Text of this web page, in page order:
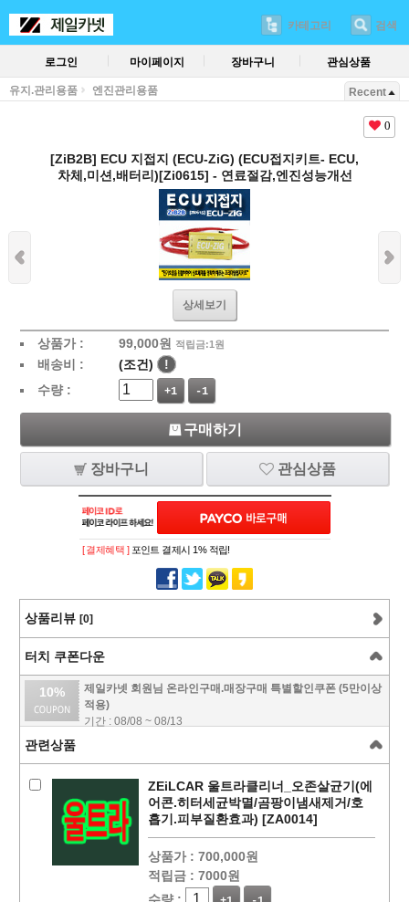
카테고리 검색
로그인 마이페이지 장바구니 관심상품
유지.관리용품 엔진관리용품 Recent
0
[ZiB2B] ECU 지접지 (ECU-ZiG) (ECU접지키트- ECU,
차체,미션,배터리)[Zi0615] - 연료절감,엔진성능개선
상세보기
상품가 : 99,000원 적립금:1원
배송비 : (조건)
!
수량 :
+1 -1
구매하기
장바구니 관심상품
[ 결제혜택 ] 포인트 결제시 1% 적립!
상품리뷰 [0]
터치 쿠폰다운
10%
제일카넷 회원님 온라인구매.매장구매 특별할인쿠폰 (5만이상
적용)
기간 : 08/08 ~ 08/13
관련상품
ZEiLCAR 울트라클리너_오존살균기(에
어콘.히터세균박멸/곰팡이냄새제거/호
흡기.피부질환효과) [ZA0014]
상품가 : 700,000원
적립금 : 7000원